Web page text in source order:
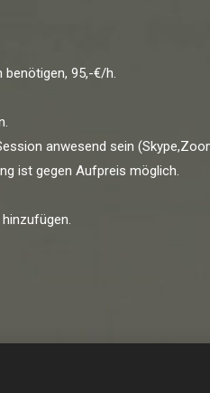
95,-€/h.
anwesend sein
ist gegen Aufpreis möglich.